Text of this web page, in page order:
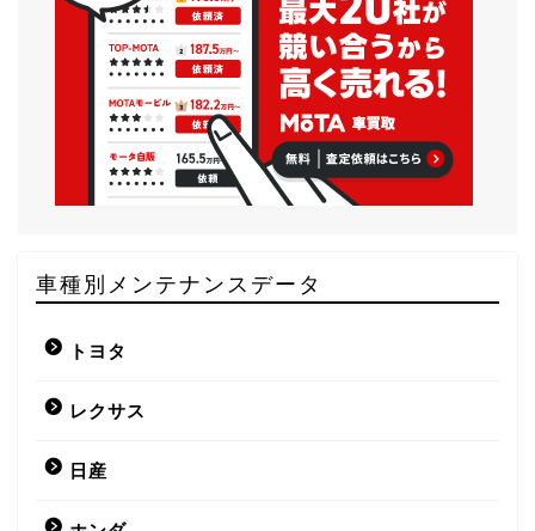
車種別メンテナンスデータ
トヨタ
レクサス
日産